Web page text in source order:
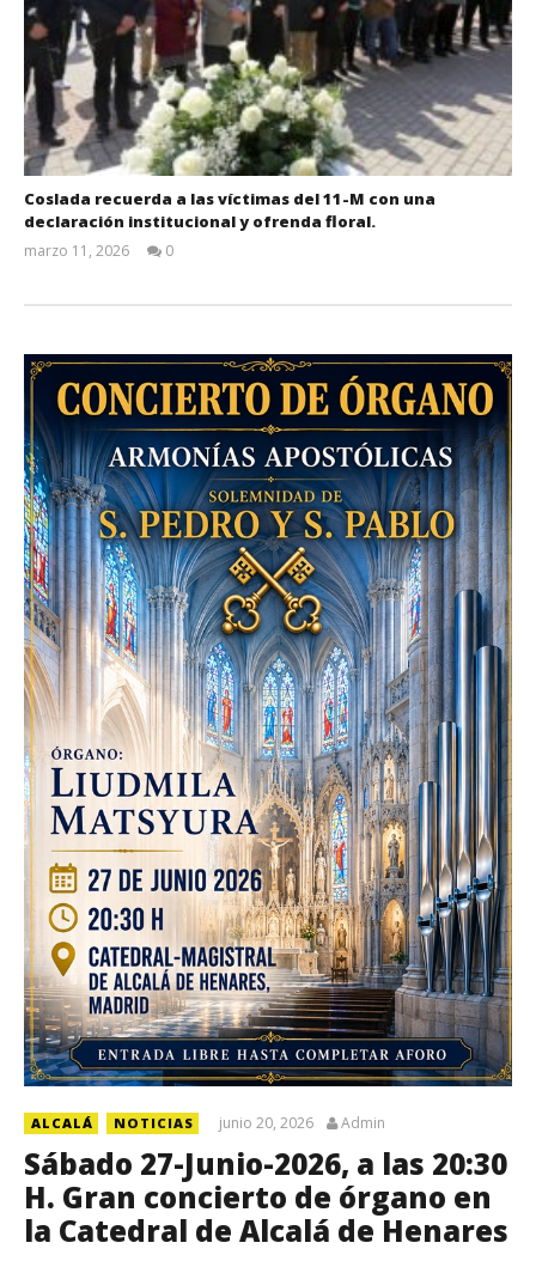
Coslada recuerda a las víctimas del 11-M con una
declaración institucional y ofrenda floral.
marzo 11, 2026
0
ALCALÁ NOTICIAS junio 20, 2026 Admin
Sábado 27-Junio-2026, a las 20:30
H. Gran concierto de órgano en
la Catedral de Alcalá de Henares